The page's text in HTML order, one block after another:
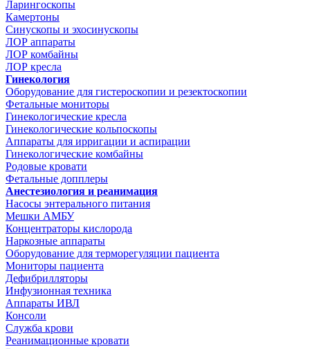
Ларингоскопы
Камертоны
Синускопы и эхосинускопы
ЛОР аппараты
ЛОР комбайны
ЛОР кресла
Гинекология
Оборудование для гистероскопии и резектоскопии
Фетальные мониторы
Гинекологические кресла
Гинекологические кольпоскопы
Аппараты для ирригации и аспирации
Гинекологические комбайны
Родовые кровати
Фетальные допплеры
Анестезиология и реанимация
Насосы энтерального питания
Мешки АМБУ
Концентраторы кислорода
Наркозные аппараты
Оборудование для терморегуляции пациента
Мониторы пациента
Дефибрилляторы
Инфузионная техника
Аппараты ИВЛ
Консоли
Служба крови
Реанимационные кровати